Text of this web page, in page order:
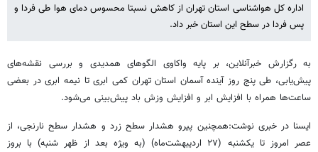
اداره کل هواشناسی استان تهران از کاهش نسبتا محسوس دمای هوا طی فردا و
پس فردا در سطح این استان خبر داد.
به رگزارش خبرآنلاین، بر پایه واکاوی الگوهای همدیدی و بررسی نقشه‌های
پیش‌یابی، طی پنج روز آینده آسمان استان تهران کمی ابری تا نیمه ابری در بعضی
ساعت‌ها همراه با افزایش ابر و افزایش وزش باد پیش‌بینی می‌شود.
ایسنا در خبری نوشت:همچنین پیرو هشدار سطح زرد و هشدار سطح نارنجی، از
عصر امروز تا یکشنبه (۲۷ اردیبهشت‌ماه) (به ویژه بعد از ظهر شنبه) با بروز